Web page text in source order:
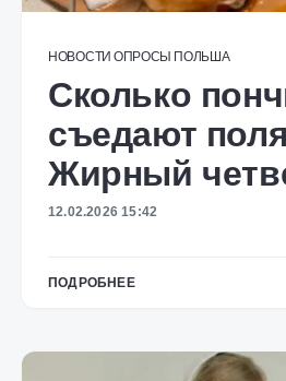
НОВОСТИ ОПРОСЫ ПОЛЬША
Сколько
съедают
Жирный
12.02.2026 15:42
ПОДРОБНЕЕ